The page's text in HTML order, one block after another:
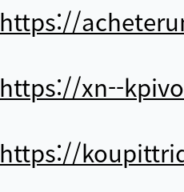
https://
https://xn--
https://